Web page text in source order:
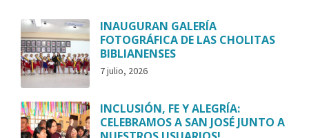
INAUGURAN GALERÍA
FOTOGRÁFICA DE LAS CHOLITAS
BIBLIANENSES
7 julio, 2026
INCLUSIÓN, FE Y ALEGRÍA:
CELEBRAMOS A SAN JOSÉ JUNTO A